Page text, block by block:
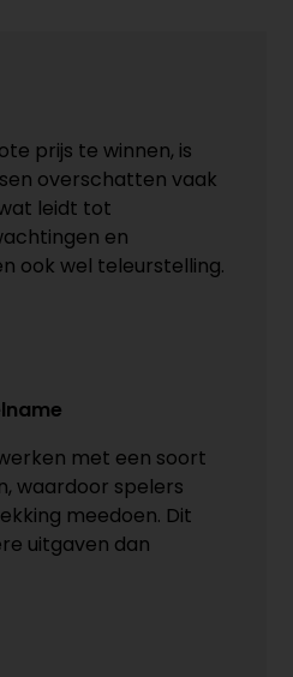
prijs te winnen, is
overschatten vaak
leidt tot
en
ook wel teleurstelling.
met een soort
waardoor spelers
meedoen. Dit
uitgaven dan